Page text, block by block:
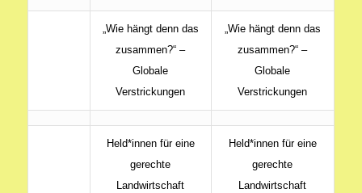
„Wie hängt denn das
zusammen?“ –
Globale
Verstrickungen
„Wie hängt denn das
zusammen?“ –
Globale
Verstrickungen
Held*innen für eine
gerechte
Landwirtschaft
Held*innen für eine
gerechte
Landwirtschaft